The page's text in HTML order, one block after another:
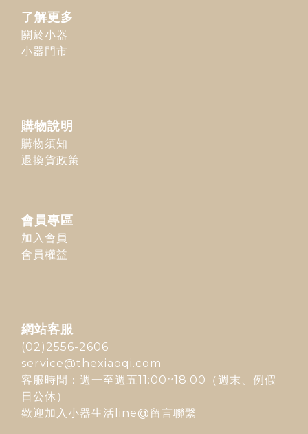
了解更多
關於小器
小器門市
購物說明
購物須知
退換貨政策
會員專區
加入會員
會員權益
網站客服
(02)2556-2606
service@thexiaoqi.com
客服時間：週一至週五11:00~18:00（週末、例假
日公休）
歡迎加入 小器生活line@留言聯繫